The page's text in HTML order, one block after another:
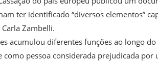
ter identificado “diversos elementos”
Zambelli.
acumulou diferentes funções ao longo
pessoa considerada prejudicada